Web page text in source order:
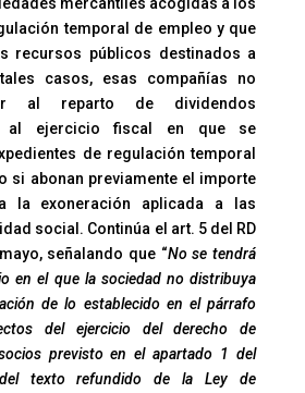
temporal de empleo y que
recursos públicos destinados a
casos, esas compañías no
al reparto de dividendos
al ejercicio fiscal en que se
de regulación temporal
si abonan previamente el importe
la exoneración aplicada a las
social. Continúa el art. 5 del RD
señalando que “No se tendrá
en el que la sociedad no distribuya
de lo establecido en el párrafo
del ejercicio del derecho de
previsto en el apartado 1 del
texto refundido de la Ley de